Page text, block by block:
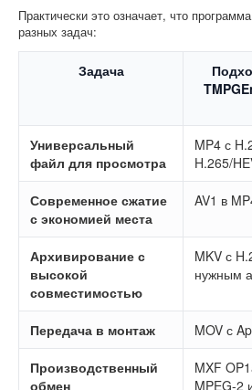
Практически это означает, что
разных задач:
Задача
Универсальный
файл для просмотра
MP4 с
H.265/
Современное сжатие
с экономией места
AV1 в
Архивирование с
высокой
совместимостью
MKV с
нужным
Передача в монтаж MOV с
Производственный
обмен
MXF
MPEG-2